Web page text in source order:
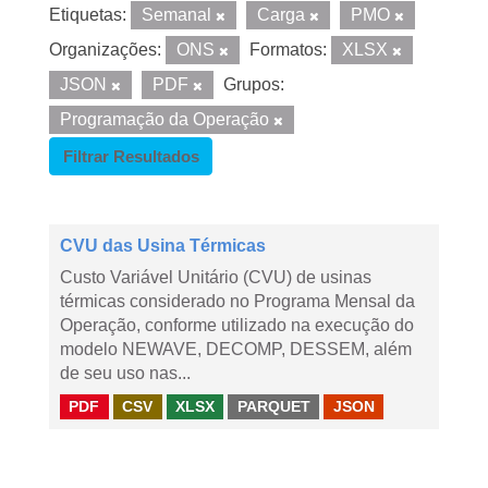
Etiquetas: Semanal Carga
PMO
Organizações:
ONS Formatos:
XLSX
JSON
PDF
Grupos:
Programação da Operação
Filtrar Resultados
CVU das Usina Térmicas
Custo Variável Unitário (CVU) de usinas
térmicas considerado no Programa Mensal da
Operação, conforme utilizado na execução do
modelo NEWAVE, DECOMP, DESSEM, além
de seu uso nas...
PDF CSV XLSX PARQUET JSON